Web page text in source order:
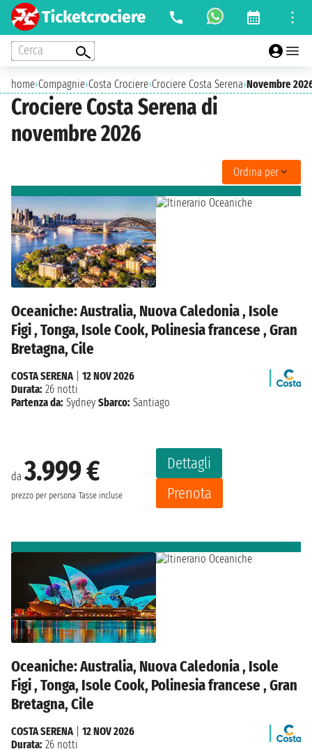
Cerca
home›Compagnie›Costa Crociere›Crociere Costa Serena›Novembre
Crociere Costa Serena di
novembre 2026
Ordina per
Oceaniche: Australia, Nuova Caledonia , Isole
Figi , Tonga, Isole Cook, Polinesia francese , Gran
Bretagna, Cile
da3.999 €
prezzo per persona Tasse incluse
Dettagli
Prenota
COSTA SERENA
12 NOV 2026
Durata: 26 notti
Partenza da: Sydney Sbarco: Santiago
Oceaniche: Australia, Nuova Caledonia , Isole
Figi , Tonga, Isole Cook, Polinesia francese , Gran
Bretagna, Cile
COSTA SERENA| 12 NOV 2026
Durata: 26 notti